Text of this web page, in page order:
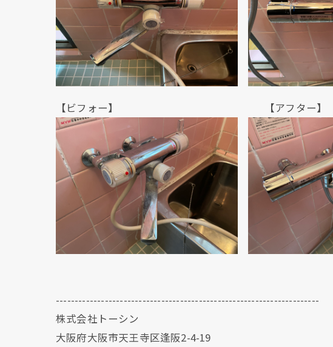
【ビフォー】 【アフター】
----------------------------------------------------------------------
株式会社トーシン
大阪府大阪市天王寺区逢阪2-4-19
ク
ク